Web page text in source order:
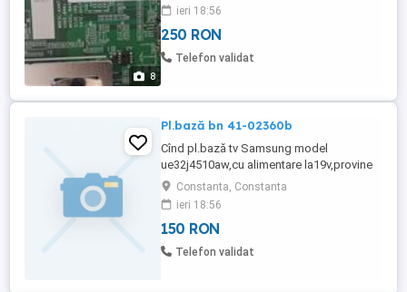
8
ieri 18:56
250 RON
Telefon validat
Pl.bază bn 41-02360b
Cînd pl.bază tv Samsung model
ue32j4510aw,cu alimentare la19v,provine
din tv cu displei spart,cu150ron.
Constanta, Constanta
ieri 18:56
150 RON
Telefon validat